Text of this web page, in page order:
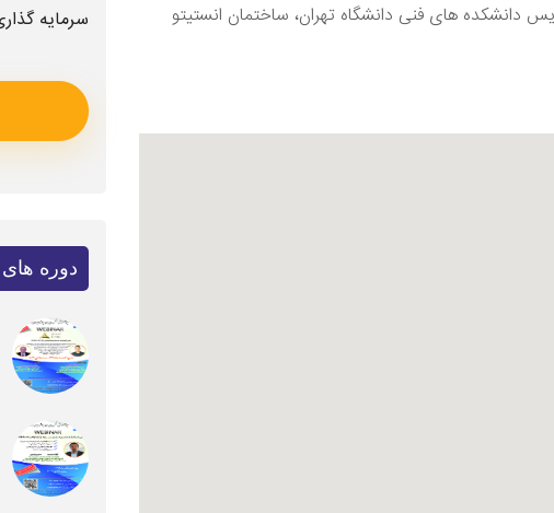
دانشکده های فنی دانشگاه تهران، ساختمان انستیتو
سرمایه
دوره